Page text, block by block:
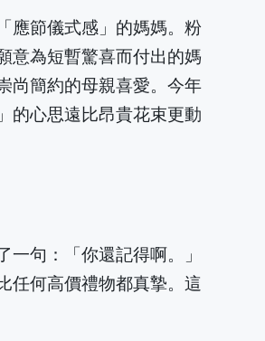
應節儀式感」的媽媽。粉
意為短暫驚喜而付出的媽
尚簡約的母親喜愛。今年
的心思遠比昂貴花束更動
句：「你還記得啊。」
任何高價禮物都真摯。這